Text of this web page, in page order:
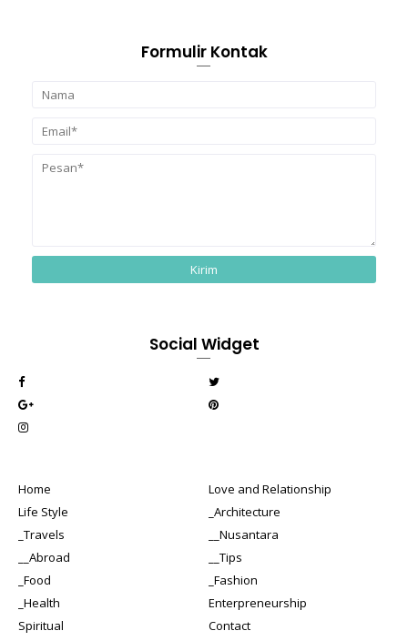
Formulir Kontak
Social Widget
Home
Love and Relationship
Life Style
_Architecture
_Travels
__Nusantara
__Abroad
__Tips
_Food
_Fashion
_Health
Enterpreneurship
Spiritual
Contact